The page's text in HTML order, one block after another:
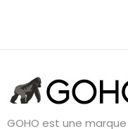
GOHO est une